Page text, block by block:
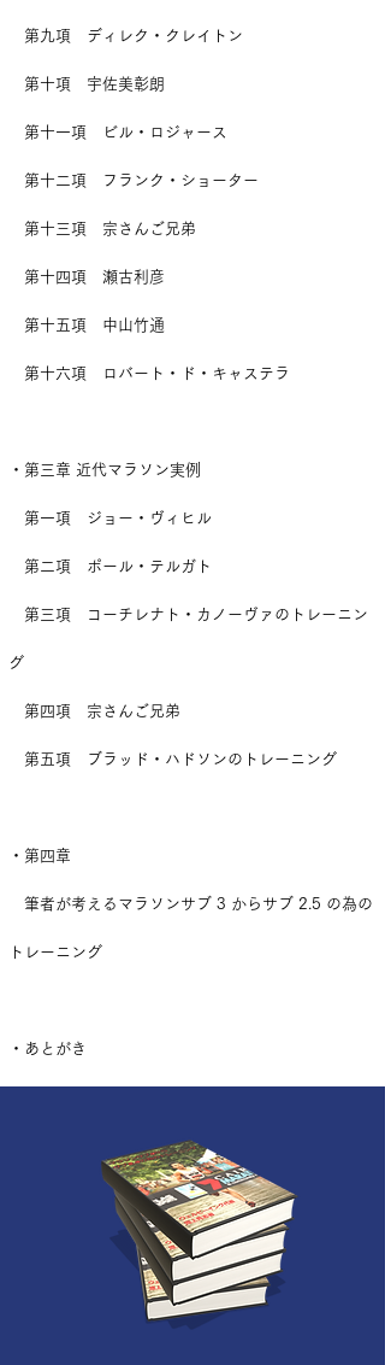
第九項 ディレク・クレイトン
第十項 宇佐美彰朗
第十一項 ビル・ロジャース
第十二項 フランク・ショーター
第十三項 宗さんご兄弟
第十四項 瀬古利彦
第十五項 中山竹通
第十六項 ロバート・ド・キャステラ
・第三章 近代マラソン実例
第一項 ジョー・ヴィヒル
第二項 ポール・テルガト
第三項 コーチレナト・カノーヴァのトレーニン
グ
第四項 宗さんご兄弟
第五項 ブラッド・ハドソンのトレーニング
・第四章
​ 筆者が考えるマラソンサブ 3 からサブ 2.5 の為の
トレーニング
・あとがき